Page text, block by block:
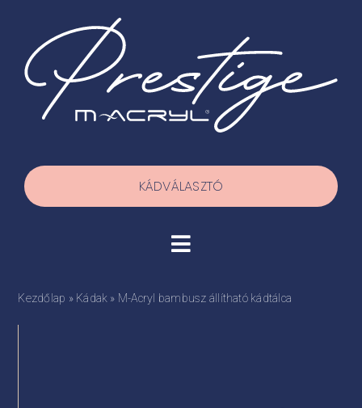
KÁDVÁLASZTÓ
Toggle
Navigation
Termékek
Kezdőlap » Kádak » M-Acryl bambusz állítható kádtálca